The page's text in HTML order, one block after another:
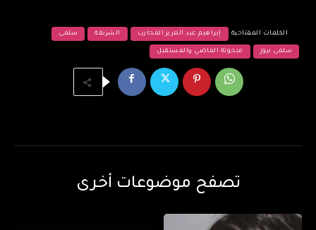
الكلمات المفتاحية إبراهيم عبد العزيز المحارب الشرنقة سلمى
سلمى نيوز منحوتة الماضي والمستقبل
تصفح موضوعات أخرى